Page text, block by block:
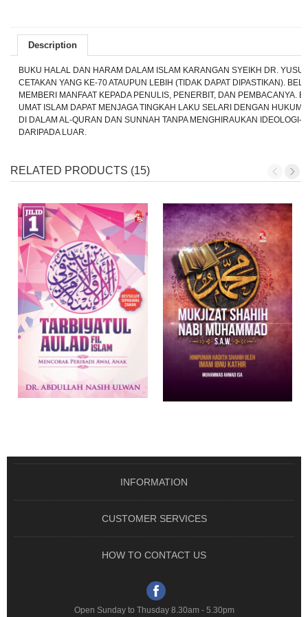
Description
BUKU HALAL DAN HARAM DALAM ISLAM KARANGAN SYEIKH DR.
CETAKAN YANG KE-70 ATAUPUN LEBIH (TIDAK DAPAT DIPASTIKAN).
MEMBERI MANFAAT KEPADA PENULIS, PENERBIT, DAN PEMBACANYA.
UMAT ISLAM DAPAT MENJAGA TINGKAH LAKU SELARI DENGAN
DI DALAM AL-QURAN DAN SUNNAH TANPA MENGHIRAUKAN IDEOLOGI-
DARIPADA LUAR.
RELATED PRODUCTS (15)
TARBIYATUL AULAD FIL
ISLAM MENCORAK ..
From RM 65.00
MUKJIZAT SHAHIH NABI
MUHAMMAD S.A.W ..
From RM 45.00
INFORMATION
CUSTOMER SERVICES
HOW TO CONTACT US
Open Sunday to Thusday 8.30am - 5.30pm